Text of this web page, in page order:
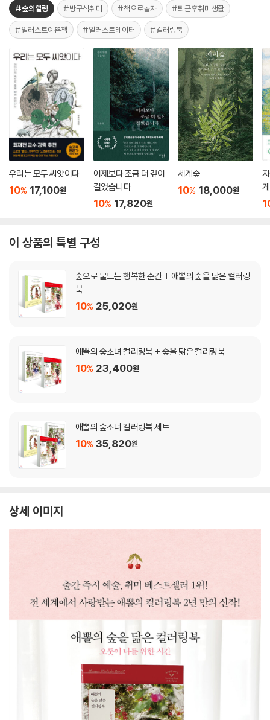
#숲의힐링 #방구석취미 #책으로놀자 #퇴근후취미생활
#일러스트예쁜책 #일러스트레이터 #컬러링북
우리는 모두 씨앗이다
10% 17,100원
어제보다 조금 더 깊이
걸었습니다
10% 17,820원
세계숲
10% 18,000원
이 상품의 특별 구성
숲으로 물드는 행복한 순간 + 애뽈의 숲을 닮은 컬러링
북
10% 25,020원
애뽈의 숲소녀 컬러링북 + 숲을 닮은 컬러링북
10% 23,400원
애뽈의 숲소녀 컬러링북 세트
10% 35,820원
상세 이미지